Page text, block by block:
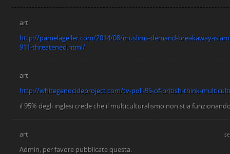
art
http://pamelageller.com/2014/08/muslims-demand-breakaway-
911-threatened.html/
art
http://whitegenocideproject.com/tv-poll-95-of-british-think-
il 95% degli inglesi crede che il multiculturalismo non stia
art
Admin, per favore pubblicate questa: